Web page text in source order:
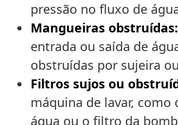
pressão no fluxo de
Mangueiras obstruídas:
entrada ou saída de
obstruídas por sujeira
Filtros sujos ou
máquina de lavar,
água ou o filtro da